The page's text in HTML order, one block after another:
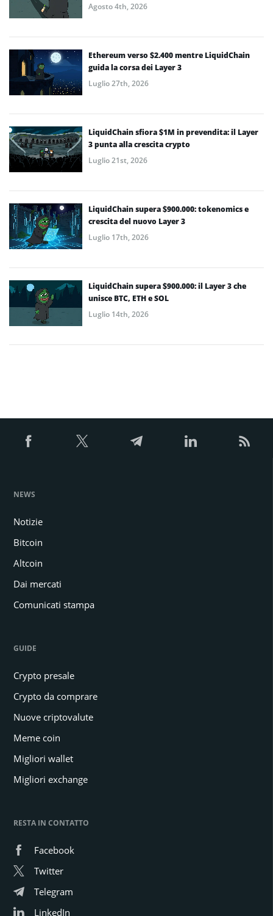
Agosto 4th, 2026
Ethereum verso $2.400 mentre LiquidChain
guida la corsa dei Layer 3
Luglio 27th, 2026
LiquidChain sfiora $1M in prevendita: il Layer
3 punta alla crescita crypto
Luglio 21st, 2026
LiquidChain supera $900.000: tokenomics e
crescita del nuovo Layer 3
Luglio 17th, 2026
LiquidChain supera $900.000: il Layer 3 che
unisce BTC, ETH e SOL
Luglio 14th, 2026
NEWS
Notizie
Bitcoin
Altcoin
Dai mercati
Comunicati stampa
GUIDE
Crypto presale
Crypto da comprare
Nuove criptovalute
Meme coin
Migliori wallet
Migliori exchange
RESTA IN CONTATTO
Facebook
Twitter
Telegram
LinkedIn